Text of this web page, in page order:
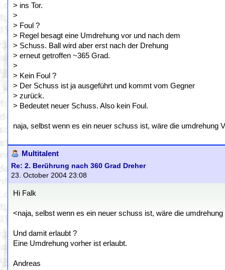
> ins Tor.
>
> Foul ?
> Regel besagt eine Umdrehung vor und nach dem
> Schuss. Ball wird aber erst nach der Drehung
> erneut getroffen ~365 Grad.
>
> Kein Foul ?
> Der Schuss ist ja ausgeführt und kommt vom Gegner
> zurück.
> Bedeutet neuer Schuss. Also kein Foul.
naja, selbst wenn es ein neuer schuss ist, wäre die umdrehung
Multitalent
Re: 2. Berührung nach 360 Grad Dreher
23. October 2004 23:08
Hi Falk
<naja, selbst wenn es ein neuer schuss ist, wäre die
Und damit erlaubt ?
Eine Umdrehung vorher ist erlaubt.
Andreas